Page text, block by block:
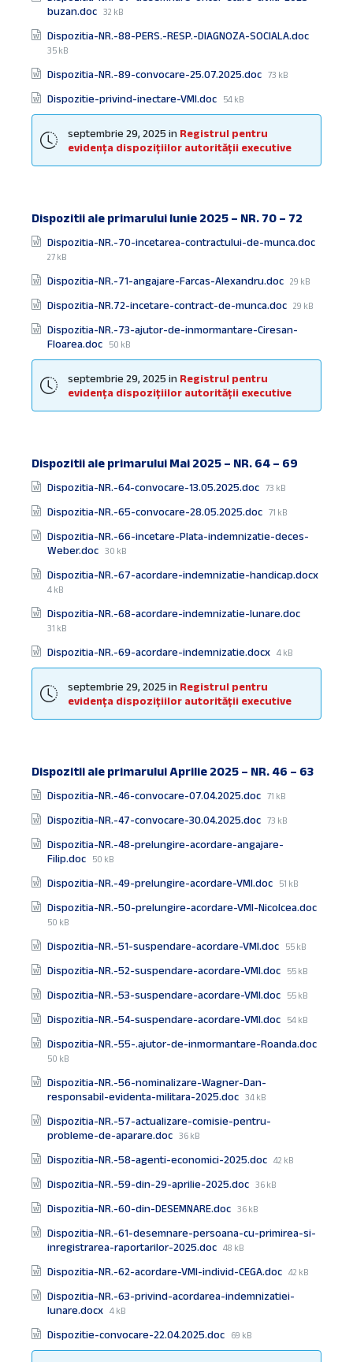
buzan.doc File
32 kB
Dispozitia-NR.-88-PERS.-RESP.-DIAGNOZA-SOCIALA.doc
35 kB
Dispozitia-NR.-89-convocare-25.07.2025.doc File
73 kB
Dispozitie-privind-inectare-VMI.doc File
size:
54 kB
septembrie 29, 2025 in Registrul pentru
evidența dispozițiilor autorității executive
Dispozitii ale primarului Iunie 2025 – NR. 70 – 72
Documente
Dispozitia-NR.-70-incetarea-contractului-de-munca.doc
27 kB
Dispozitia-NR.-71-angajare-Farcas-Alexandru.doc File
29 kB
Dispozitia-NR.72-incetare-contract-de-munca.doc File
29 kB
Dispozitia-NR.-73-ajutor-de-inmormantare-Ciresan-
Floarea.doc File
size:
50 kB
septembrie 29, 2025 in Registrul pentru
evidența dispozițiilor autorității executive
Dispozitii ale primarului Mai 2025 – NR. 64 – 69
Documente
Dispozitia-NR.-64-convocare-13.05.2025.doc File
73 kB
Dispozitia-NR.-65-convocare-28.05.2025.doc File
71 kB
Dispozitia-NR.-66-incetare-Plata-indemnizatie-deces-
Weber.doc File
30 kB
Dispozitia-NR.-67-acordare-indemnizatie-handicap.docx
File
4 kB
Dispozitia-NR.-68-acordare-indemnizatie-lunare.doc
31 kB
Dispozitia-NR.-69-acordare-indemnizatie.docx File
size:
4 kB
septembrie 29, 2025 in Registrul pentru
evidența dispozițiilor autorității executive
Dispozitii ale primarului Aprilie 2025 – NR. 46 – 63
Documente
Dispozitia-NR.-46-convocare-07.04.2025.doc File
71 kB
Dispozitia-NR.-47-convocare-30.04.2025.doc File
73 kB
Dispozitia-NR.-48-prelungire-acordare-angajare-
Filip.doc File
50 kB
Dispozitia-NR.-49-prelungire-acordare-VMI.doc File
51 kB
Dispozitia-NR.-50-prelungire-acordare-VMI-Nicolcea.doc
File
50 kB
Dispozitia-NR.-51-suspendare-acordare-VMI.doc File
55 kB
Dispozitia-NR.-52-suspendare-acordare-VMI.doc File
55 kB
Dispozitia-NR.-53-suspendare-acordare-VMI.doc File
55 kB
Dispozitia-NR.-54-suspendare-acordare-VMI.doc File
54 kB
Dispozitia-NR.-55-.ajutor-de-inmormantare-Roanda.doc
File
50 kB
Dispozitia-NR.-56-nominalizare-Wagner-Dan-
responsabil-evidenta-militara-2025.doc File
34 kB
Dispozitia-NR.-57-actualizare-comisie-pentru-
probleme-de-aparare.doc File
36 kB
Dispozitia-NR.-58-agenti-economici-2025.doc File
42 kB
Dispozitia-NR.-59-din-29-aprilie-2025.doc File
36 kB
Dispozitia-NR.-60-din-DESEMNARE.doc File
36 kB
Dispozitia-NR.-61-desemnare-persoana-cu-primirea-si-
inregistrarea-raportarilor-2025.doc File
48 kB
Dispozitia-NR.-62-acordare-VMI-individ-CEGA.doc File
42 kB
Dispozitia-NR.-63-privind-acordarea-indemnizatiei-
lunare.docx File
4 kB
Dispozitie-convocare-22.04.2025.doc File
size:
69 kB